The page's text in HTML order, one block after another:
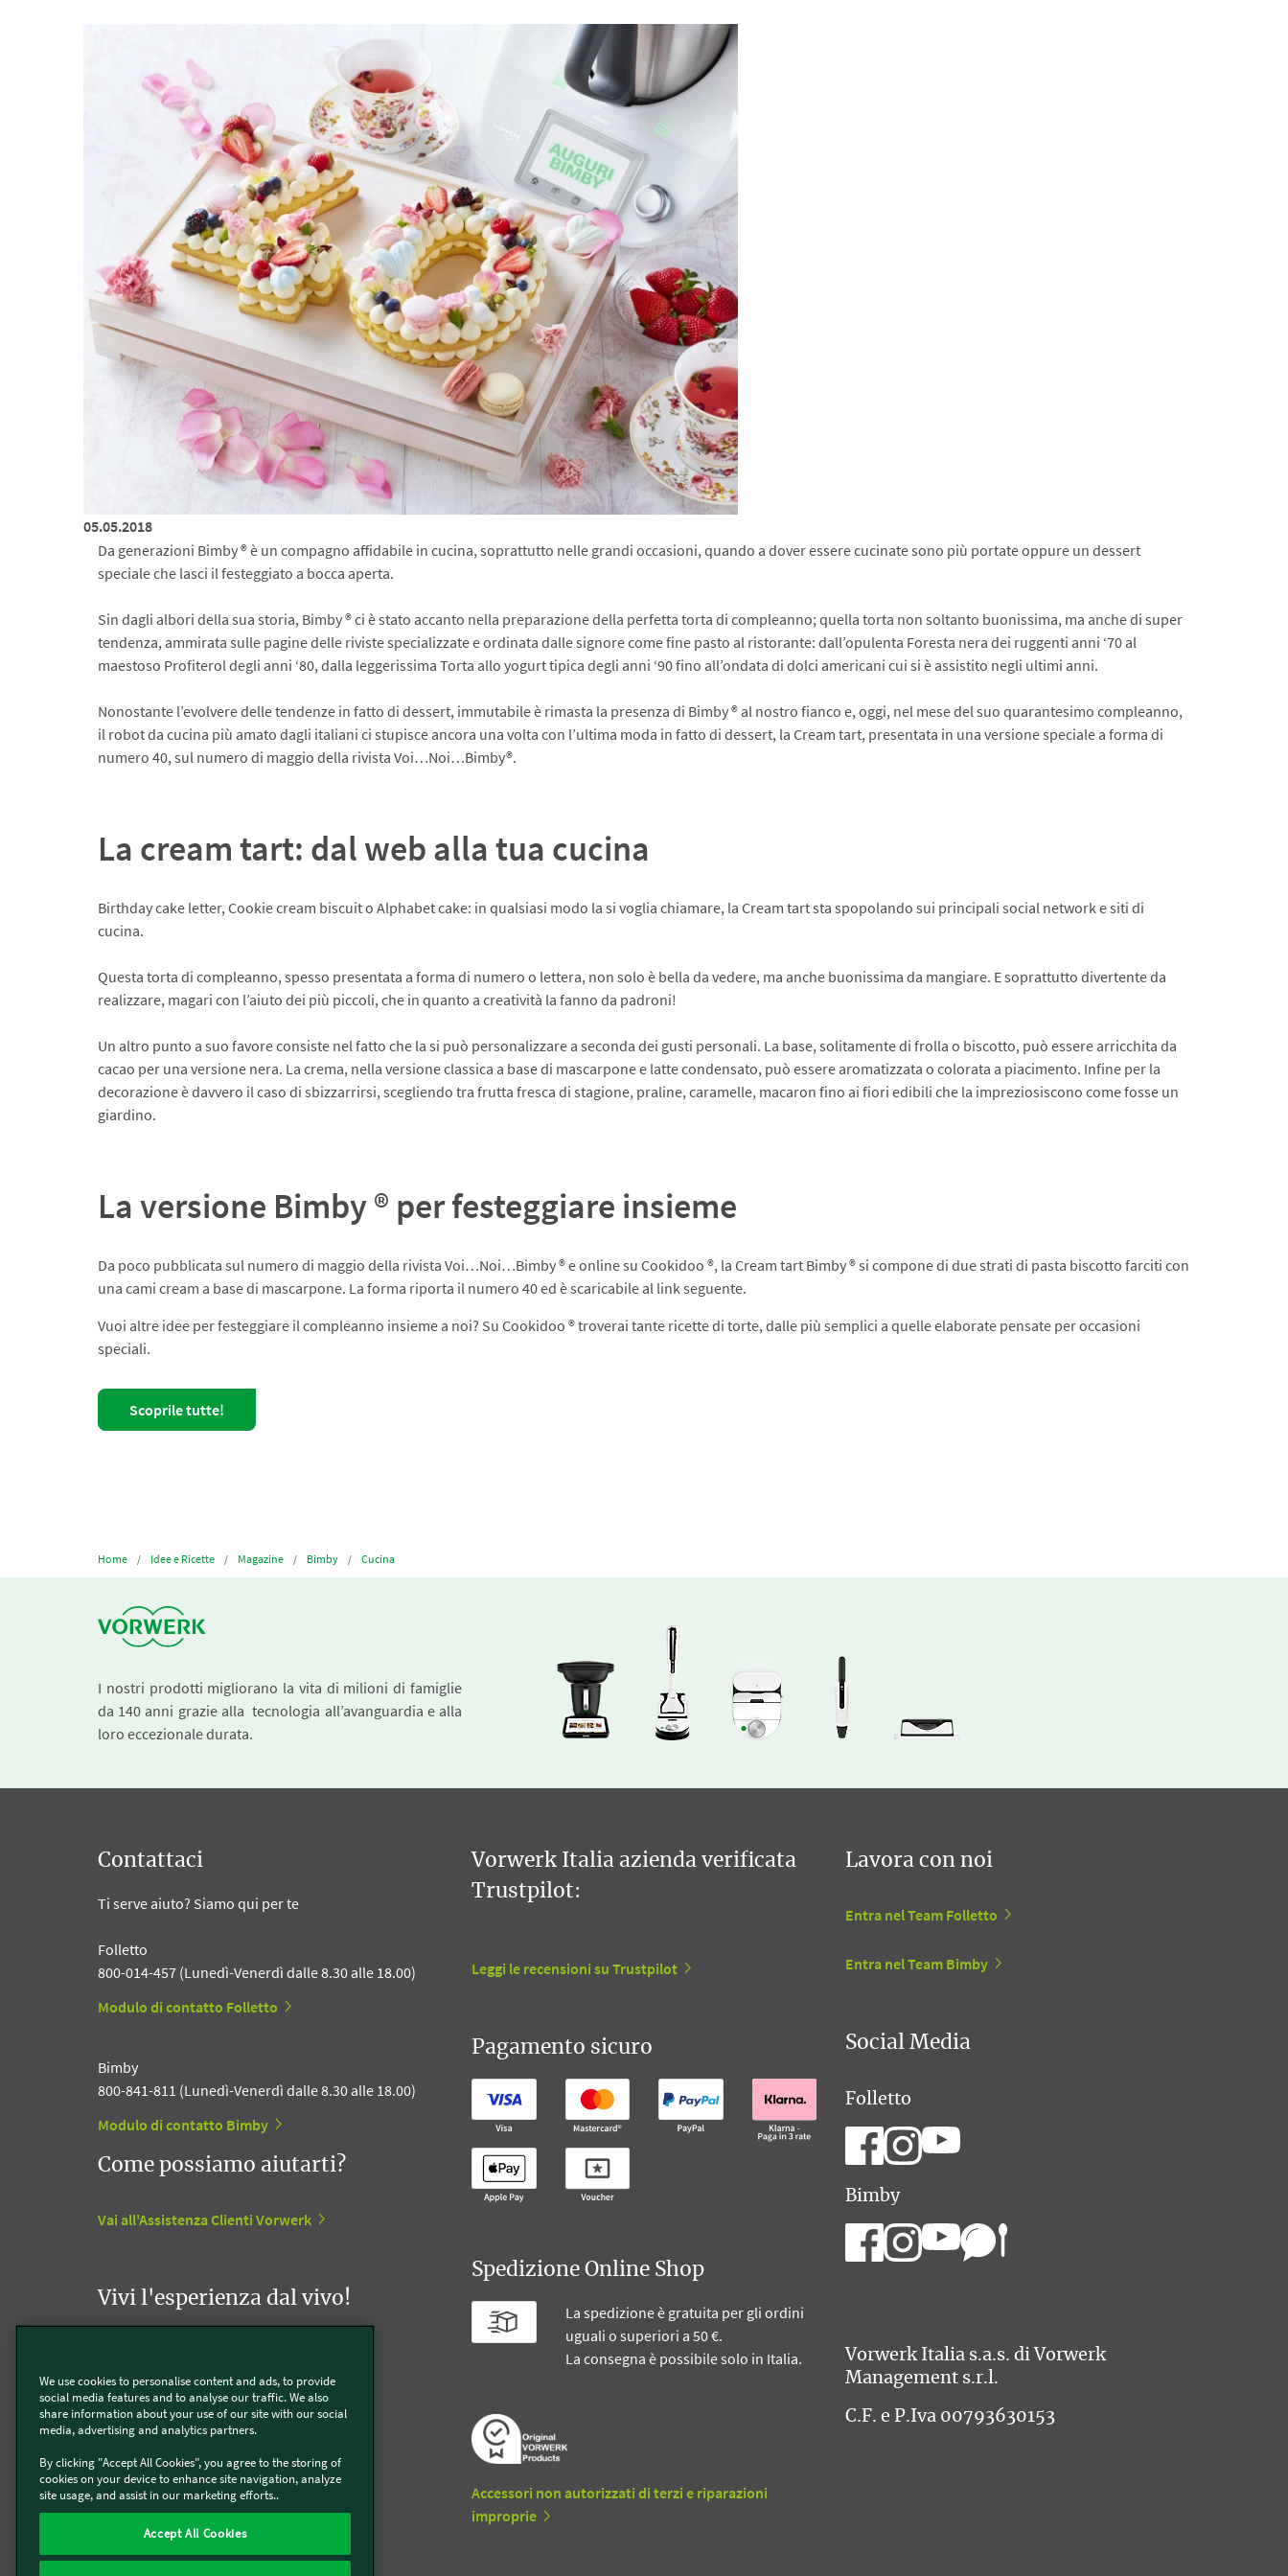
05.05.2018
Da generazioni Bimby ® è un compagno affidabile in cucina, soprattutto nelle grandi occasioni, quando a dover essere cucinate sono più portate oppure un dessert
speciale che lasci il festeggiato a bocca aperta.
Sin dagli albori della sua storia, Bimby ® ci è stato accanto nella preparazione della perfetta torta di compleanno; quella torta non soltanto buonissima, ma anche di super
tendenza, ammirata sulle pagine delle riviste specializzate e ordinata dalle signore come fine pasto al ristorante: dall’opulenta Foresta nera dei ruggenti anni ‘70 al
maestoso Profiterol degli anni ‘80, dalla leggerissima Torta allo yogurt tipica degli anni ‘90 fino all’ondata di dolci americani cui si è assistito negli ultimi anni.
Nonostante l’evolvere delle tendenze in fatto di dessert, immutabile è rimasta la presenza di Bimby ® al nostro fianco e, oggi, nel mese del suo quarantesimo compleanno,
il robot da cucina più amato dagli italiani ci stupisce ancora una volta con l’ultima moda in fatto di dessert, la Cream tart, presentata in una versione speciale a forma di
numero 40, sul numero di maggio della rivista Voi…Noi…Bimby®.
La cream tart: dal web alla tua cucina
Birthday cake letter, Cookie cream biscuit o Alphabet cake: in qualsiasi modo la si voglia chiamare, la Cream tart sta spopolando sui principali social network e siti di
cucina.
Questa torta di compleanno, spesso presentata a forma di numero o lettera, non solo è bella da vedere, ma anche buonissima da mangiare. E soprattutto divertente da
realizzare, magari con l’aiuto dei più piccoli, che in quanto a creatività la fanno da padroni!
Un altro punto a suo favore consiste nel fatto che la si può personalizzare a seconda dei gusti personali. La base, solitamente di frolla o biscotto, può essere arricchita da
cacao per una versione nera. La crema, nella versione classica a base di mascarpone e latte condensato, può essere aromatizzata o colorata a piacimento. Infine per la
decorazione è davvero il caso di sbizzarrirsi, scegliendo tra frutta fresca di stagione, praline, caramelle, macaron fino ai fiori edibili che la impreziosiscono come fosse un
giardino.
La versione Bimby ® per festeggiare insieme
Da poco pubblicata sul numero di maggio della rivista Voi…Noi…Bimby ® e online su Cookidoo ®, la Cream tart Bimby ® si compone di due strati di pasta biscotto farciti con
una cami cream a base di mascarpone. La forma riporta il numero 40 ed è scaricabile al link seguente.
Vuoi altre idee per festeggiare il compleanno insieme a noi? Su Cookidoo ® troverai tante ricette di torte, dalle più semplici a quelle elaborate pensate per occasioni
speciali.
Scoprile tutte!
Home Idee e Ricette Magazine Bimby Cucina
I nostri prodotti migliorano la vita di milioni di famiglie
da 140 anni grazie alla tecnologia all’avanguardia e alla
loro eccezionale durata.
Contattaci
Ti serve aiuto? Siamo qui per te
Folletto
800-014-457 (Lunedì-Venerdì dalle 8.30 alle 18.00)
Modulo di contatto Folletto
Bimby
800-841-811 (Lunedì-Venerdì dalle 8.30 alle 18.00)
Modulo di contatto Bimby
Come possiamo aiutarti?
Vai all'Assistenza Clienti Vorwerk
Vivi l'esperienza dal vivo!
Appuntamento con un Incaricato Bimby
Vorwerk Italia azienda verificata
Trustpilot:
Leggi le recensioni su Trustpilot
Pagamento sicuro
Spedizione Online Shop
La spedizione è gratuita per gli ordini
uguali o superiori a 50 €.
La consegna è possibile solo in Italia.
Accessori non autorizzati di terzi e riparazioni
improprie
Lavora con noi
Entra nel Team Folletto
Entra nel Team Bimby
Social Media
Folletto
Bimby
Vorwerk Italia s.a.s. di Vorwerk
Management s.r.l.
C.F. e P.Iva 00793630153
We use cookies to personalise content and ads, to provide
social media features and to analyse our traffic. We also
share information about your use of our site with our social
media, advertising and analytics partners.
By clicking "Accept All Cookies", you agree to the storing of
cookies on your device to enhance site navigation, analyze
site usage, and assist in our marketing efforts..
Accept All Cookies